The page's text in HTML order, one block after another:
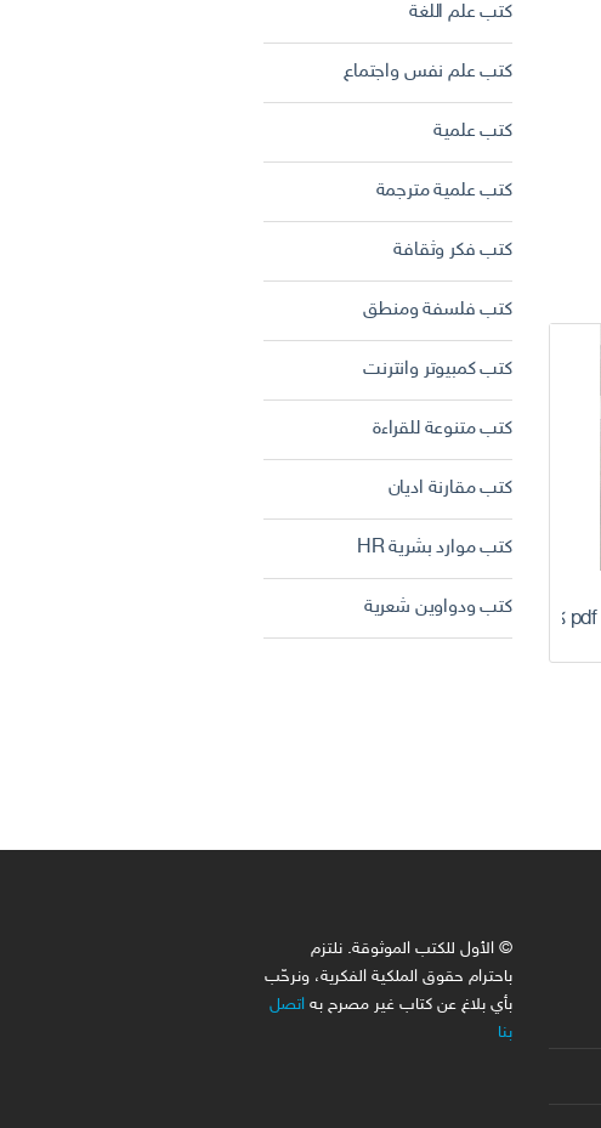
كتب علم اللغة
كتب علم نفس واجتماع
كتب علمية
كتب علمية مترجمة
كتب فكر وثقافة
كتب فلسفة ومنطق
كتب كمبيوتر وانترنت
كتب متنوعة للقراءة
كتب مقارنة اديان
كتب موارد بشرية HR
كتب ودواوين شعرية
© الأول للكتب الموثوقة. نلتزم
باحترام حقوق الملكية الفكرية، ونرحّب
بأي بلاغ عن كتاب غير مصرح به اتصل
بنا